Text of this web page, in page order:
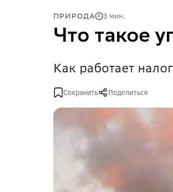
ПРИРОДА 3 мин.
Что такое
Как работает
Сохранить Поделиться